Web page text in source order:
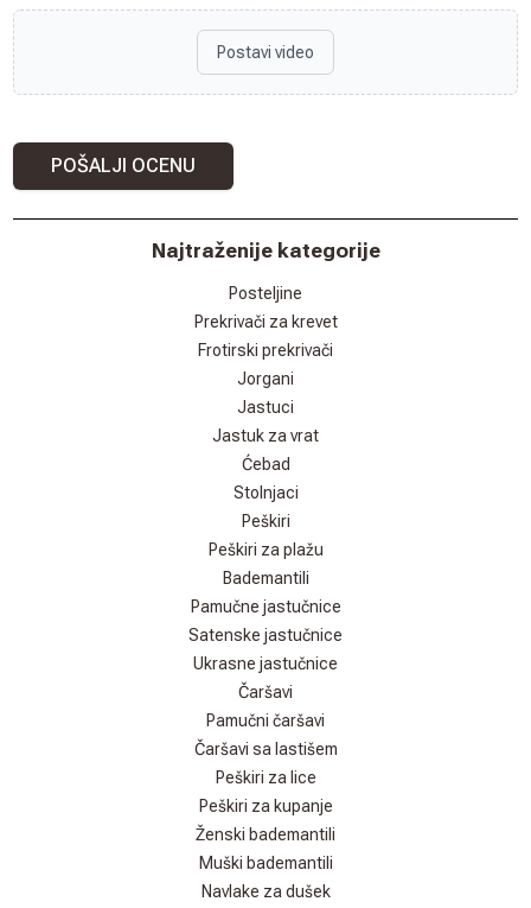
Postavi video
POŠALJI OCENU
Najtraženije kategorije
Posteljine
Prekrivači za krevet
Frotirski prekrivači
Jorgani
Jastuci
Jastuk za vrat
Ćebad
Stolnjaci
Peškiri
Peškiri za plažu
Bademantili
Pamučne jastučnice
Satenske jastučnice
Ukrasne jastučnice
Čaršavi
Pamučni čaršavi
Čaršavi sa lastišem
Peškiri za lice
Peškiri za kupanje
Ženski bademantili
Muški bademantili
Navlake za dušek